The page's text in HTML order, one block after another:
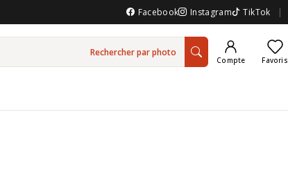
Facebook Instagram TikTok |
Rechercher par photo
Compte Favoris